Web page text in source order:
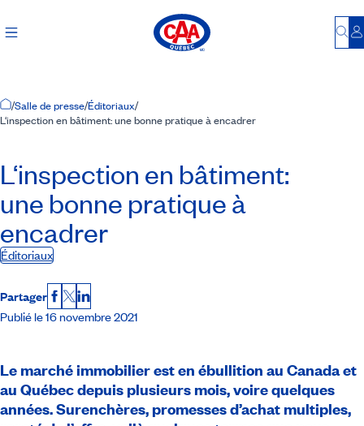
Accueil
/Salle de presse/Éditoriaux/
L‘inspection en bâtiment: une bonne pratique à encadrer
L‘inspection en bâtiment:
une bonne pratique à
encadrer
Éditoriaux
Partager Facebook
X LinkedIn
Publié le 16 novembre 2021
Le marché immobilier est en ébullition au Canada et
au Québec depuis plusieurs mois, voire quelques
années. Surenchères, promesses d’achat multiples,